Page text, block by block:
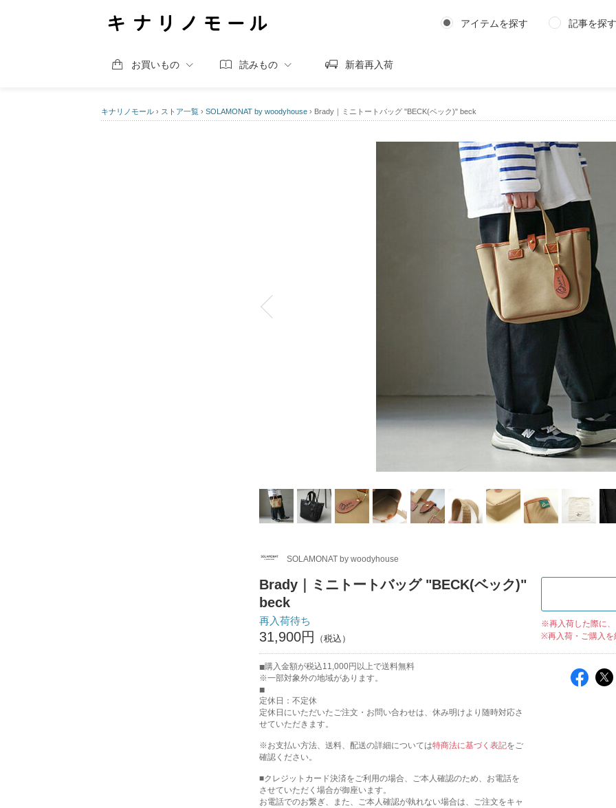
アイテムを探す 記事を探す
お買いもの 読みもの 新着再入荷
キナリノモール › ストア一覧 › SOLAMONAT by woodyhouse › Brady｜ミニトートバッグ "BECK(ベック)" beck
SOLAMONAT by woodyhouse
Brady｜ミニトートバッグ "BECK(ベック)"
beck
再入荷待ち
31,900円
※再入荷した際に
※再入荷・ご購入を
購入金額が税込11,000円以上で送料無料
※一部対象外の地域があります。
定休日：不定休
定休日にいただいたご注文・お問い合わせは、休み明けより随時対応さ
せていただきます。
※お支払い方法、送料、配送の詳細については特商法に基づく表記をご
確認ください。
■クレジットカード決済をご利用の場合、ご本人確認のため、お電話を
させていただく場合が御座います。
お電話でのお繋ぎ、また、ご本人確認が執れない場合は、ご注文をキャ